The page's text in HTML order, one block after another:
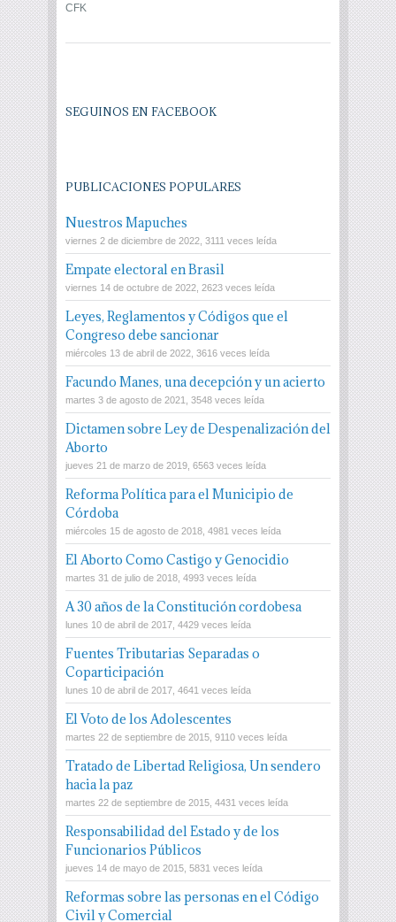
CFK
SEGUINOS EN FACEBOOK
PUBLICACIONES POPULARES
Nuestros Mapuches
viernes 2 de diciembre de 2022, 3111 veces leída
Empate electoral en Brasil
viernes 14 de octubre de 2022, 2623 veces leída
Leyes, Reglamentos y Códigos que el
Congreso debe sancionar
miércoles 13 de abril de 2022, 3616 veces leída
Facundo Manes, una decepción y un acierto
martes 3 de agosto de 2021, 3548 veces leída
Dictamen sobre Ley de Despenalización del
Aborto
jueves 21 de marzo de 2019, 6563 veces leída
Reforma Política para el Municipio de
Córdoba
miércoles 15 de agosto de 2018, 4981 veces leída
El Aborto Como Castigo y Genocidio
martes 31 de julio de 2018, 4993 veces leída
A 30 años de la Constitución cordobesa
lunes 10 de abril de 2017, 4429 veces leída
Fuentes Tributarias Separadas o
Coparticipación
lunes 10 de abril de 2017, 4641 veces leída
El Voto de los Adolescentes
martes 22 de septiembre de 2015, 9110 veces leída
Tratado de Libertad Religiosa, Un sendero
hacia la paz
martes 22 de septiembre de 2015, 4431 veces leída
Responsabilidad del Estado y de los
Funcionarios Públicos
jueves 14 de mayo de 2015, 5831 veces leída
Reformas sobre las personas en el Código
Civil y Comercial